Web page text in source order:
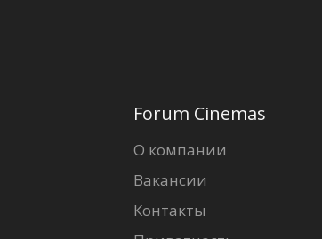
Forum Cinemas
О компании
Вакансии
Контакты